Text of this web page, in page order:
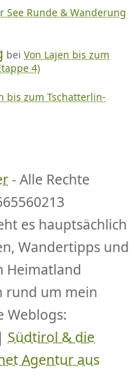
See Runde & Wanderung
bei Von Lajen bis zum
4)
bis zum Tschatterlin-
- Alle Rechte
es hauptsächlich
Wandertipps und
Heimatland
rund um mein
Weblogs:
| Südtirol & die
Agentur aus